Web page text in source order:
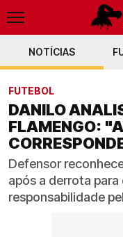
NOTÍCIAS
FUTEBOL
DANILO
FLAMENGO:
Defensor
após a derrota
responsabilidade